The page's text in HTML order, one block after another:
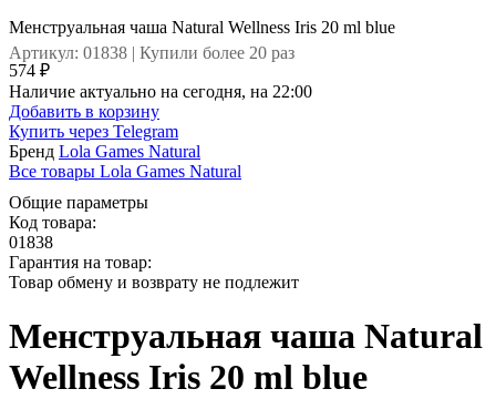
Менструальная чаша Natural Wellness Iris 20 ml blue
Артикул: 01838 | Купили более 20 раз
574 ₽
Наличие актуально на сегодня, на 22:00
Добавить в корзину
Купить через Telegram
Бренд Lola Games Natural
Все товары Lola Games Natural
Общие параметры
Код товара:
01838
Гарантия на товар:
Товар обмену и возврату не подлежит
Менструальная чаша Natural
Wellness Iris 20 ml blue